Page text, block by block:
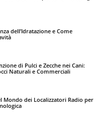
dell’Idratazione e Come
di Pulci e Zecche nei Cani:
Naturali e Commerciali
Mondo dei Localizzatori Radio per